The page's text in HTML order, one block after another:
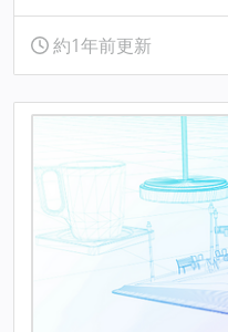
約1年前更新